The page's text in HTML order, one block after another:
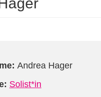
Andrea Hager
Solist*in